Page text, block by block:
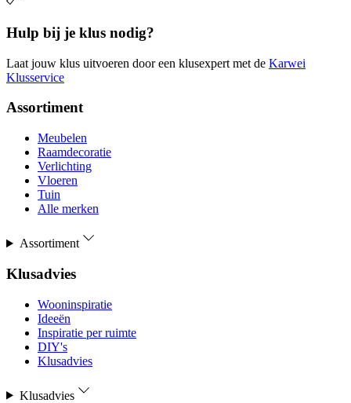
Hulp bij je klus nodig?
Laat jouw klus uitvoeren door een klusexpert met de Karwei
Klusservice
Assortiment
Meubelen
Raamdecoratie
Verlichting
Vloeren
Tuin
Alle merken
Assortiment
Klusadvies
Wooninspiratie
Ideeën
Inspiratie per ruimte
DIY's
Klusadvies
Klusadvies